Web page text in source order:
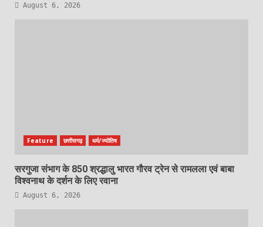
August 6, 2026
Feature छत्तीसगढ़ धर्म/ज्योतिष
सरगुजा संभाग के 850 श्रद्धालु भारत गौरव ट्रेन से रामलला एवं बाबा
विश्वनाथ के दर्शन के लिए रवाना
August 6, 2026